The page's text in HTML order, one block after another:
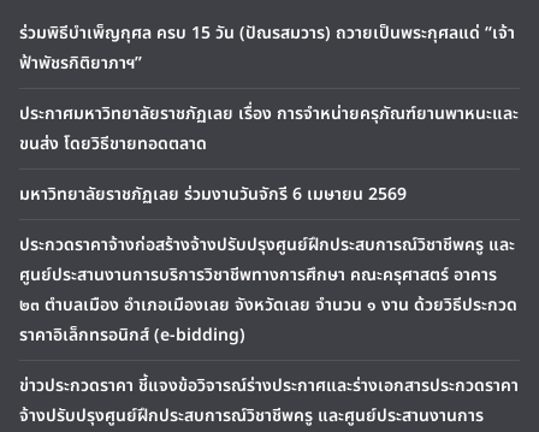
ร่วมพิธีบำเพ็ญกุศล ครบ 15 วัน (ปัณรสมวาร) ถวายเป็นพระกุศลแด่ “เจ้า
ฟ้าพัชรกิติยาภาฯ”
ประกาศมหาวิทยาลัยราชภัฏเลย เรื่อง การจำหน่ายครุภัณฑ์ยานพาหนะและ
ขนส่ง โดยวิธีขายทอดตลาด
มหาวิทยาลัยราชภัฏเลย ร่วมงานวันจักรี 6 เมษายน 2569
ประกวดราคาจ้างก่อสร้างจ้างปรับปรุงศูนย์ฝึกประสบการณ์วิชาชีพครู และ
ศูนย์ประสานงานการบริการวิชาชีพทางการศึกษา คณะครุศาสตร์ อาคาร
๒๓ ตำบลเมือง อำเภอเมืองเลย จังหวัดเลย จำนวน ๑ งาน ด้วยวิธีประกวด
ราคาอิเล็กทรอนิกส์ (e-bidding)
ข่าวประกวดราคา ชี้แจงข้อวิจารณ์ร่างประกาศและร่างเอกสารประกวดราคา
จ้างปรับปรุงศูนย์ฝึกประสบการณ์วิชาชีพครู และศูนย์ประสานงานการ